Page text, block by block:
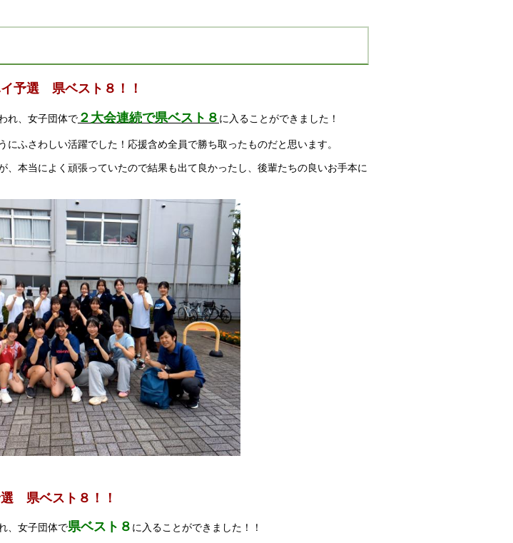
予選 県ベスト８！！
れ、女子団体で ２大会連続で県ベスト８ に入ることができました！
にふさわしい活躍でした！応援含め全員で勝ち取ったものだと思います。
、本当によく頑張っていたので結果も出て良かったし、後輩たちの良いお手本に
県ベスト８！！
、女子団体で県ベスト８ に入ることができました！！